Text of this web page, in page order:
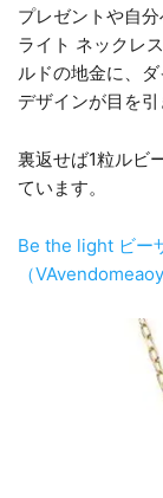
プレゼントや自
ライト ネックレ
ルドの地金に、
デザインが目を
裏返せば1粒ルビ
ています。
Be the light ビー
（